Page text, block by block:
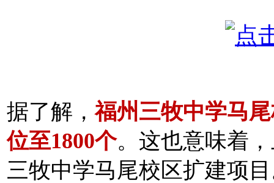
据了解，福州三牧中学马
位至1800个。这也意味着
三牧中学马尾校区扩建项